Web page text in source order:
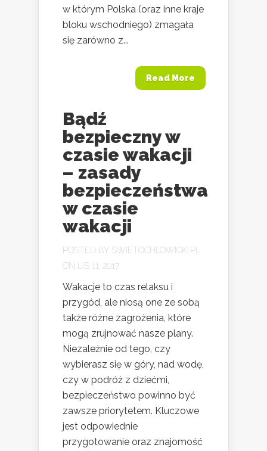
w którym Polska (oraz inne kraje
bloku wschodniego) zmagała
się zarówno z...
Read More
Bądź
bezpieczny w
czasie wakacji
– zasady
bezpieczeństwa
w czasie
wakacji
POSTED BY SWIETOCHLOWICKI.PL
ON LIS 11, 2017
Wakacje to czas relaksu i
przygód, ale niosą one ze sobą
także różne zagrożenia, które
mogą zrujnować nasze plany.
Niezależnie od tego, czy
wybierasz się w góry, nad wodę,
czy w podróż z dziećmi,
bezpieczeństwo powinno być
zawsze priorytetem. Kluczowe
jest odpowiednie
przygotowanie oraz znajomość